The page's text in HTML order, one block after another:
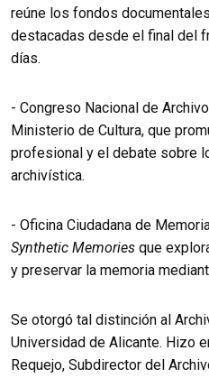
reúne los fondos
destacadas desde el final del
días.
- Congreso Nacional de
Ministerio de Cultura, que
profesional y el debate sobre
archivística.
- Oficina Ciudadana de
Synthetic Memories que
y preservar la memoria
Se otorgó tal distinción al
Universidad de Alicante. Hizo
Requejo, Subdirector del